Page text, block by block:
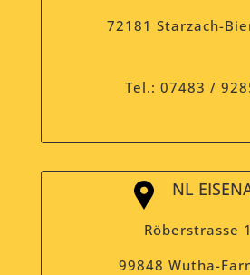
72181 Starzach-
Tel.: 07483 /
NL
Röberstrasse
99848 Wutha-